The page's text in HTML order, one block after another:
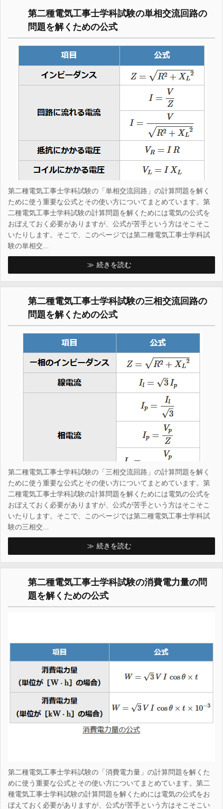
第二種電気工事士学科試験の単相交流回路の
問題を解くための公式
第二種電気工事士学科試験の「単相交流回路」の計算問題を解く
ために使う重要な公式とその使い方についてまとめています。第
二種電気工事士学科試験の計算問題を解くためには電気の公式を
おぼえておく必要がありますが、公式が苦手という方はそこそこ
いたりします。そこで、このページでは第二種電気工事士学科試
験の単相交...
続きを読む
第二種電気工事士学科試験の三相交流回路の
問題を解くための公式
第二種電気工事士学科試験の「三相交流回路」の計算問題を解く
ために使う重要な公式とその使い方についてまとめています。第
二種電気工事士学科試験の計算問題を解くためには電気の公式を
おぼえておく必要がありますが、公式が苦手という方はそこそこ
いたりします。そこで、このページでは第二種電気工事士学科試
験の三相交...
続きを読む
第二種電気工事士学科試験の消費電力量の問
題を解くための公式
第二種電気工事士学科試験の「消費電力量」の計算問題を解くた
めに使う重要な公式とその使い方についてまとめています。第二
種電気工事士学科試験の計算問題を解くためには電気の公式をお
ぼえておく必要がありますが、公式が苦手という方はそこそこい